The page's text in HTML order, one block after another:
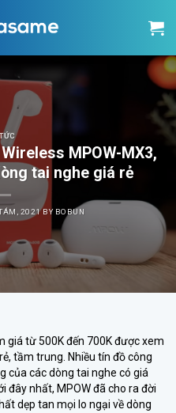
MPOW-MX3,
tai nghe giá rẻ
2021BY BOBUN
giá từ 500K đến 700K được xem
tầm trung. Nhiều tín đồ công
của các dòng tai nghe có giá
đây nhất, MPOW đã cho ra đời
dẹp tan mọi lo ngại về dòng